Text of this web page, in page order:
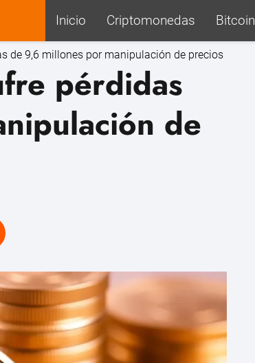
Inicio Criptomonedas Bitcoin
de 9,6 millones por manipulación de precios
pérdidas
de